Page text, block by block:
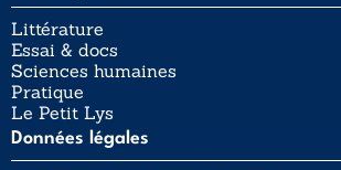
Littérature
Essai & docs
Sciences humaines
Pratique
Le Petit Lys
Données légales